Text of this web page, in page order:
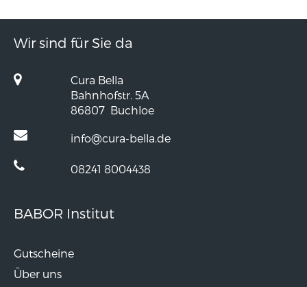
Wir sind für Sie da
Cura Bella
Bahnhofstr. 5A
86807 Buchloe
info@cura-bella.de
08241 8004438
BABOR Institut
Gutscheine
Über uns